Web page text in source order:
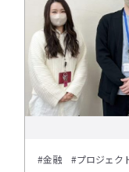
#金融 #プロジェク